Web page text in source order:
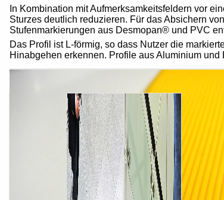
In Kombination mit Aufmerksamkeitsfeldern vor
Sturzes deutlich reduzieren. Für das Absichern
Stufenmarkierungen aus Desmopan® und PVC
Das Profil ist L-förmig, so dass Nutzer die
Hinabgehen erkennen. Profile aus Aluminium